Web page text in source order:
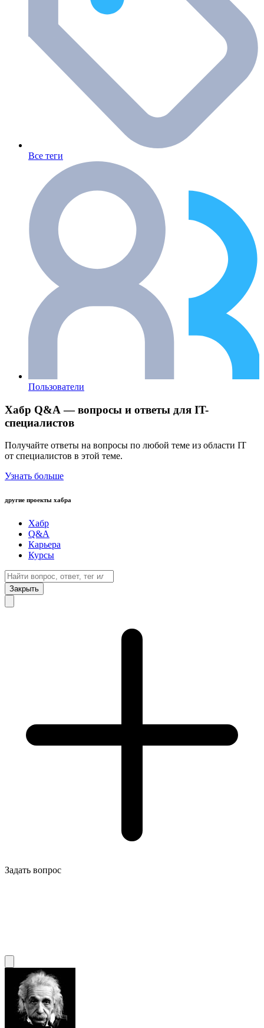
Все теги
Пользователи
Хабр Q&A — вопросы и ответы для IT-
специалистов
Получайте ответы на вопросы по любой теме из области IT
от специалистов в этой теме.
Узнать больше
другие проекты хабра
Хабр
Q&A
Карьера
Курсы
Закрыть
Задать вопрос